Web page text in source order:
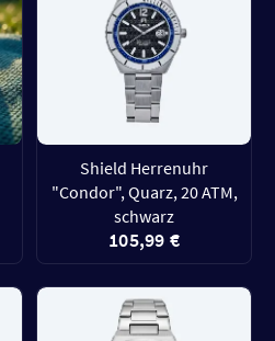
Shield Herrenuhr
"Condor", Quarz, 20 ATM,
schwarz
105,99 €